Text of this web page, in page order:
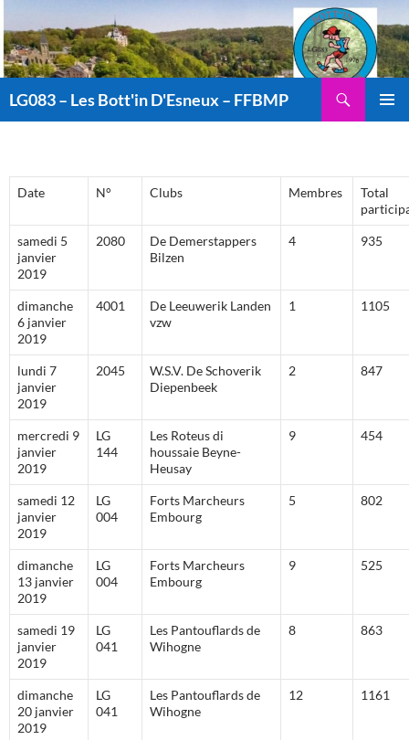
au
contenu
LG083 – Les Bott'in D'Esneux – FFBMP
Date N° Clubs Membres
Total
samedi 5
janvier
2019
2080
De Demerstappers
Bilzen
4 935
dimanche
6 janvier
2019
4001
De Leeuwerik Landen
vzw
1 1105
lundi 7
janvier
2019
2045
W.S.V. De Schoverik
Diepenbeek
2 847
mercredi 9
janvier
2019
LG
144
Les Roteus di
houssaie Beyne-
Heusay
9 454
samedi 12
janvier
2019
LG
004
Forts Marcheurs
Embourg
5 802
dimanche
13 janvier
2019
LG
004
Forts Marcheurs
Embourg
9 525
samedi 19
janvier
2019
LG
041
Les Pantouflards de
Wihogne
8 863
dimanche
20 janvier
2019
LG
041
Les Pantouflards de
Wihogne
12 1161